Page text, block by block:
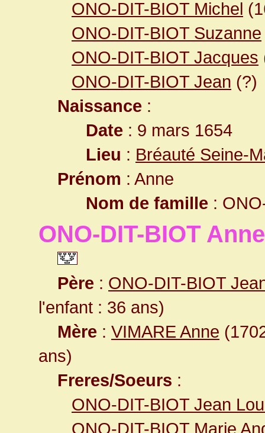
ONO-DIT-BIOT Michel
ONO-DIT-BIOT Suzanne
ONO-DIT-BIOT Jacques
ONO-DIT-BIOT Jean (?)
Naissance :
Date : 9 mars 1654
Lieu : Bréauté Seine-
Prénom : Anne
Nom de famille :
ONO-DIT-BIOT Anne
Père : ONO-DIT-BIOT
l'enfant : 36 ans)
Mère : VIMARE Anne
ans)
Freres/Soeurs :
ONO-DIT-BIOT Jean
ONO-DIT-BIOT Marie